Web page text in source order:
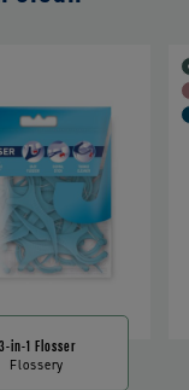
3-in-1 Flosser
Flossery